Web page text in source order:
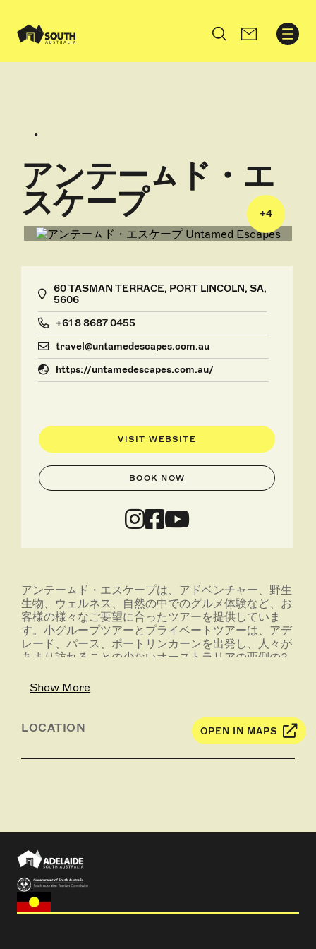
Search
アンテーㇺド・エ
スケープ
+4
60 TASMAN TERRACE, PORT LINCOLN, SA,
5606
+61 8 8687 0455
travel@untamedescapes.com.au
https://untamedescapes.com.au/
VISIT WEBSITE
BOOK NOW
アンテーㇺド・エスケープは、アドベンチャー、野生
生物、ウェルネス、自然の中でのグルメ体験など、お
客様の様々なご要望に合ったツアーを提供していま
す。小グループツアーとプライベートツアーは、アデ
レード、パース、ポートリンカーンを出発し、人々が
あまり訪れることの少ないオーストラリアの西側の3
様々なツアーを用意しており、人々の五感を目覚めさ
ンの愛好家の方には、グルメ・ゲッタウェイとエクス
クルーシブ・ラグジュアリー・エスケープツアーをお
ドのツアーを手作りさせていただきます。
Show More
LOCATION OPEN IN MAPS